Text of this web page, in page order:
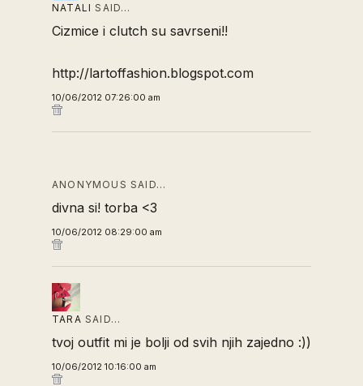
NATALI SAID…
Cizmice i clutch su savrseni!!
http://lartoffashion.blogspot.com
10/06/2012 07:26:00 am
ANONYMOUS SAID…
divna si! torba <3
10/06/2012 08:29:00 am
TARA SAID…
tvoj outfit mi je bolji od svih njih zajedno :))
10/06/2012 10:16:00 am